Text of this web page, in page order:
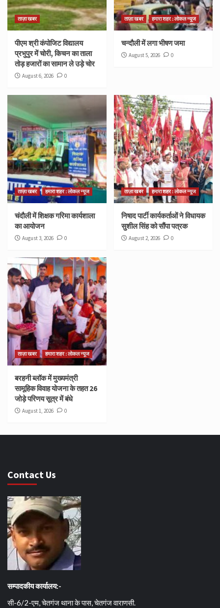
ताज़ा खबर
पीएम श्री कंपोजिट विद्यालय
प्रभुपुर में चोरी, किचन का ताला
तोड़ हजारों का सामान ले उड़े चोर
August 6, 2026 0
ताज़ा खबर हमारा शहर : लोकल न्यूज
चन्दौली में लगा भीषण जमा
August 5, 2026 0
ताज़ा खबर हमारा शहर : लोकल न्यूज
चंदौली में शिक्षक गरिमा कार्यशाला
का आयोजन
August 3, 2026 0
ताज़ा खबर हमारा शहर : लोकल न्यूज
निषाद पार्टी कार्यकर्ताओं ने विधायक
सुशील सिंह को सौंपा पत्रक
August 2, 2026 0
ताज़ा खबर हमारा शहर : लोकल न्यूज
बरहनी ब्लॉक में मुख्यमंत्री
सामूहिक विवाह योजना के तहत 26
जोड़े परिणय सूत्र में बंधे
August 1, 2026 0
Contact Us
सम्पादकीय कार्यालय:-
सी-6/2-एम, चेतगंज थाना के पास, चेतगंज वाराणसी.